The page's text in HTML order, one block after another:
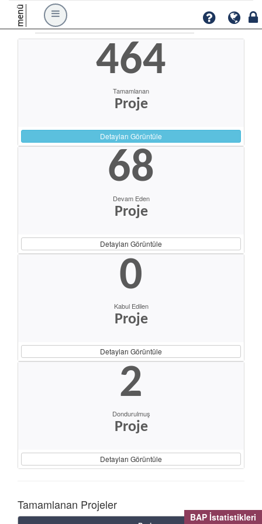
BAP İstatistikleri
menü
464
Tamamlanan
Proje
Detayları Görüntüle
68
Devam Eden
Proje
Detayları Görüntüle
0
Kabul Edilen
Proje
Detayları Görüntüle
2
Dondurulmuş
Proje
Detayları Görüntüle
Tamamlanan Projeler